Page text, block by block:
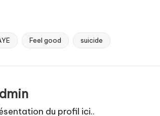
Feel good suicide
du profil ici..